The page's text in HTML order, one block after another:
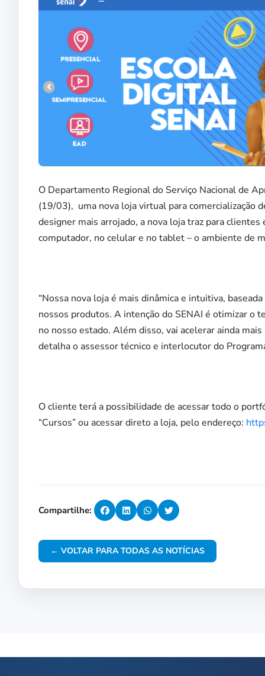
O Departamento Regional do Serviço Nacional de
(19/03), uma nova loja virtual para comercialização
designer mais arrojado, a nova loja traz para
computador, no celular e no tablet – o ambiente de
“Nossa nova loja é mais dinâmica e intuitiva,
nossos produtos. A intenção do SENAI é otimizar o
no nosso estado. Além disso, vai acelerar ainda
detalha o assessor técnico e interlocutor do
O cliente terá a possibilidade de acessar todo o
“Cursos” ou acessar direto a loja, pelo endereço:
Compartilhe:
← VOLTAR PARA TODAS AS NOTÍCIAS